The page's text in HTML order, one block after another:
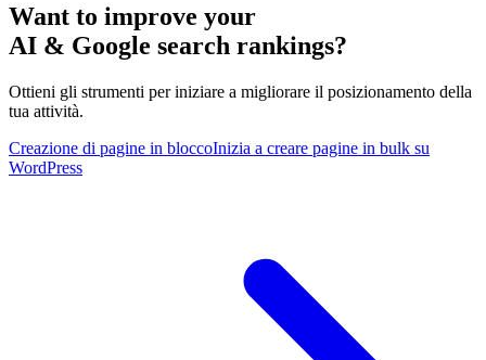
Want to improve your
AI & Google search rankings?
Ottieni gli strumenti per iniziare a migliorare il posizionamento della
tua attività.
Creazione di pagine in bloccoInizia a creare pagine in bulk su
WordPress